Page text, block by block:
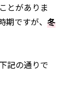
とがありま
ですが、 冬
記の通りで